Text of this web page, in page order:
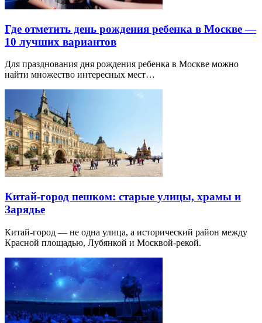
Где отметить день рождения ребенка в Москве —
10 лучших вариантов
Для празднования дня рождения ребенка в Москве можно
найти множество интересных мест…
Китай-город пешком: старые улицы, храмы и
Зарядье
Китай-город — не одна улица, а исторический район между
Красной площадью, Лубянкой и Москвой-рекой.